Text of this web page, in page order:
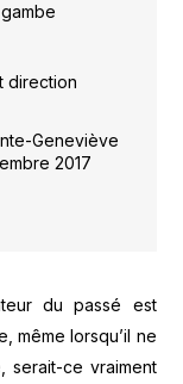
direction
Geneviève
2017
du passé est
même lorsqu’il ne
serait-ce vraiment